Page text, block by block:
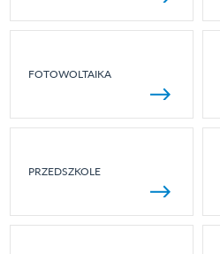
FOTOWOLTAIKA
PRZEDSZKOLE